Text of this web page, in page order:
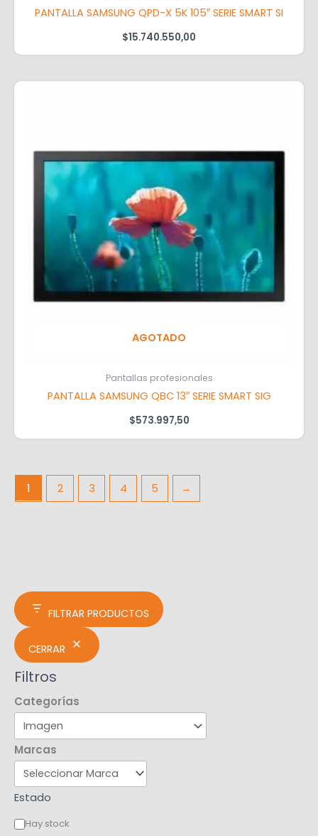
FILTRAR PRODUCTOS
CERRAR
Filtros
Categorías
Marcas
Estado
Hay stock
PANTALLA SAMSUNG QPD-X 5K 105″ SERIE SMART SI
$15.740.550,00
AGOTADO
Pantallas profesionales
PANTALLA SAMSUNG QBC 13″ SERIE SMART SIG
$573.997,50
1 2 3 4 5 →